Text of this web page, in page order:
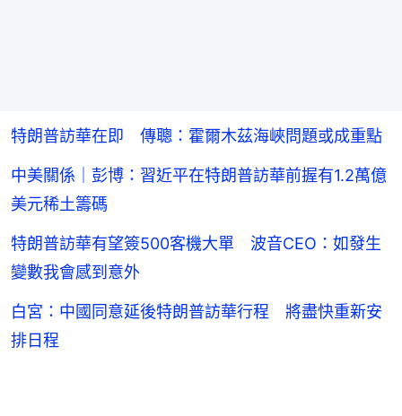
特朗普訪華在即 傳聰：霍爾木茲海峽問題或成重點
中美關係｜彭博：習近平在特朗普訪華前握有1.2萬億
美元稀土籌碼
特朗普訪華有望簽500客機大單 波音CEO：如發生
變數我會感到意外
白宮：中國同意延後特朗普訪華行程 將盡快重新安
排日程